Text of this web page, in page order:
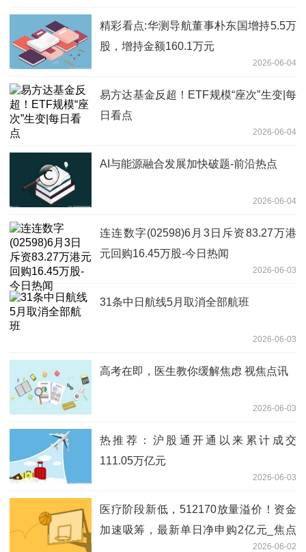
精彩看点:华测导航董事朴东国增持5.5万
股，增持金额160.1万元
2026-06-04
易方达基金反超！ETF规模“座次”生变|每
日看点
2026-06-04
AI与能源融合发展加快破题-前沿热点
2026-06-04
连连数字(02598)6月3日斥资83.27万港
元回购16.45万股-今日热闻
2026-06-03
31条中日航线5月取消全部航班
2026-06-03
高考在即，医生教你缓解焦虑 视焦点讯
2026-06-03
热推荐：沪股通开通以来累计成交
111.05万亿元
2026-06-03
医疗阶段新低，512170放量溢价！资金
加速吸筹，最新单日净申购2亿元_焦点
2026-06-02